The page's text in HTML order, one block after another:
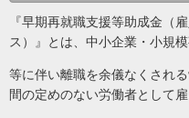
『早期再就職支援等助成金（
ス）』とは、中小企業・小規
等に伴い離職を余儀なくされ
間の定めのない労働者として